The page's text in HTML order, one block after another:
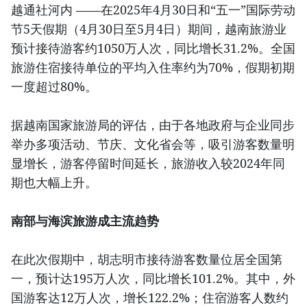
越通社河内 ——在2025年4月30日和“五一”国际劳动
节5天假期（4月30日至5月4日）期间，越南旅游业
预计接待游客约1050万人次，同比增长31.2%。全国
旅游住宿接待单位的平均入住率约为70%，假期初期
一度超过80%。
据越南国家旅游局的评估，由于各地政府与企业同步
举办多项活动、节庆、文化省会等，吸引游客数量明
显增长，游客停留时间延长，旅游收入较2024年同
期也大幅上升。
南部与海滨旅游成主流趋势
在此次假期中，胡志明市接待游客数量位居全国第
一，预计达195万人次，同比增长101.2%。其中，外
国游客达12万人次，增长122.2%；住宿游客人数约